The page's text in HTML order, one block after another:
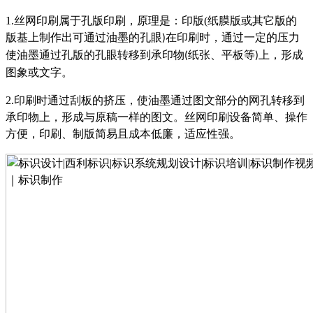
1.丝网印刷属于孔版印刷，原理是：印版(纸膜版或其它版的
版基上制作出可通过油墨的孔眼)在印刷时，通过一定的压力
使油墨通过孔版的孔眼转移到承印物(纸张、平板等) 上，形成
图象或文字。
2.印刷时通过刮板的挤压，使油墨通过图文部分的网孔转移到
承印物上，形成与原稿一样的图文。丝网印刷设备简单、操作
方便，印刷、制版简易且成本低廉，适应性强。